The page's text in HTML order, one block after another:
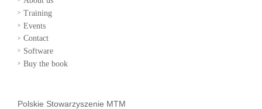
Training
Events
Contact
Software
Buy the book
Polskie Stowarzyszenie MTM